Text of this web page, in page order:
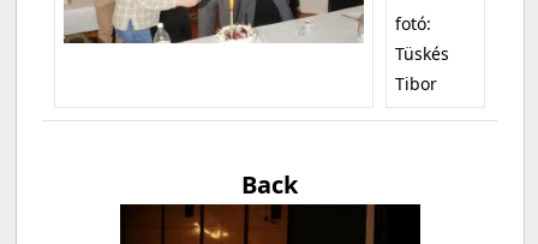
fotó:
Tüskés
Tibor
Back